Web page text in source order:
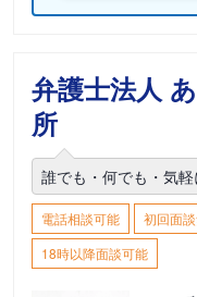
弁護士法人
所
誰でも・何でも・気
電話相談可能 初回面
18時以降面談可能